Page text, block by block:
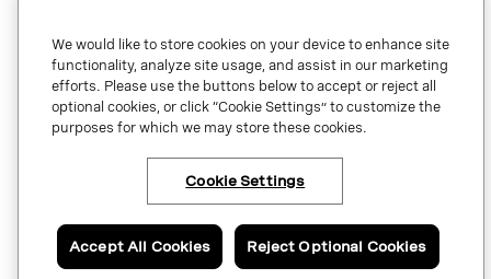
Copyright © 2026 Vonage. All rights reserved. VONAGE®, the V logo (
®),
and other Vonage marks are registered trademarks of Vonage or its affiliates
in the United States and other countries.
저작권
보안 및 신뢰
We would like to store cookies on your device to enhance site
functionality, analyze site usage, and assist in our marketing
efforts. Please use the buttons below to accept or reject all
optional cookies, or click “Cookie Settings” to customize the
purposes for which we may store these cookies.
Cookie Settings
Reject Optional Cookies
Accept All Cookies